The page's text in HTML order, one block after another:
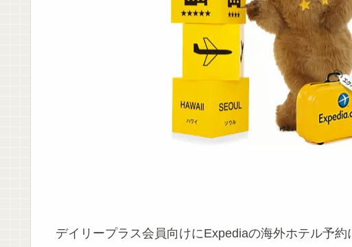
デイリープラス会員向けにExpediaの海外ホテル予